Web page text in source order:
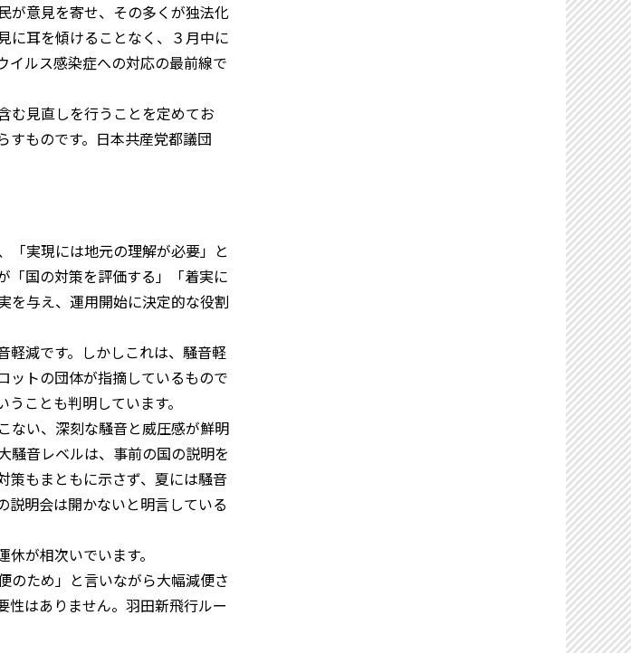
が意見を寄せ、その多くが独法化
に耳を傾けることなく、３月中に
イルス感染症への対応の最前線で
む見直しを行うことを定めてお
すものです。日本共産党都議団
「実現には地元の理解が必要」と
「国の対策を評価する」「着実に
を与え、運用開始に決定的な役割
軽減です。しかしこれは、騒音軽
ットの団体が指摘しているもので
ことも判明しています。
ない、深刻な騒音と威圧感が鮮明
騒音レベルは、事前の国の説明を
策もまともに示さず、夏には騒音
説明会は開かないと明言している
が相次いでいます。
のため」と言いながら大幅減便さ
性はありません。羽田新飛行ルー